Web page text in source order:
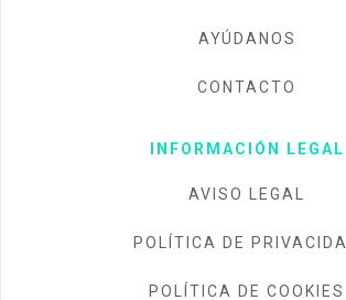
AYÚDANOS
CONTACTO
INFORMACIÓN LEGAL
AVISO LEGAL
POLÍTICA DE
POLÍTICA DE COOKIES